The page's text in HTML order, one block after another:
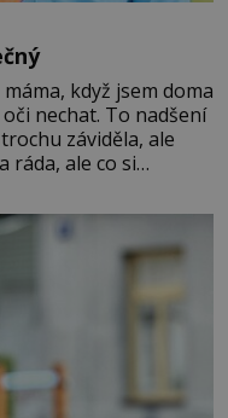
když jsem doma
nechat. To nadšení
záviděla, ale
ráda, ale co si
doba, když